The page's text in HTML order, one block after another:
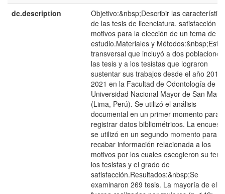
dc.description
Objetivo:&nbsp;Describir las
de las tesis de licenciatura, satisfacción y
motivos para la elección de un tema de
estudio.Materiales y
transversal que incluyó a dos
las tesis y a los tesistas que lograron
sustentar sus trabajos desde el año 2015
2021 en la Facultad de Odontología de la
Universidad Nacional Mayor de San
(Lima, Perú). Se utilizó el análisis
documental en un primer momento para
registrar datos bibliométricos. La
se utilizó en un segundo momento para
recabar información relacionada a los
motivos por los cuales escogieron su
los tesistas y el grado de
satisfacción.Resultados:&nbsp;Se
examinaron 269 tesis. La mayoría de